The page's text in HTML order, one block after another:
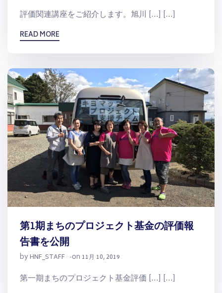
評価関連講座をご紹介します。旭川 […] […]
READ MORE
第1期まちのプロジェクト基金の評価報
告書を公開
byHNF_STAFF -on 11月 10, 2019
第一期まちのプロジェクト基金評価 […] […]